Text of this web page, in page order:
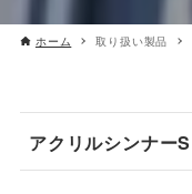
ホーム 取り扱い製品
アクリルシンナーS